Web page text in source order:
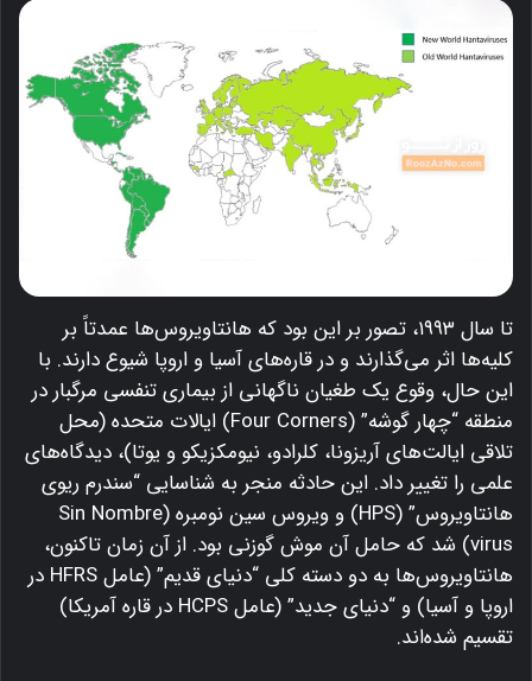
تا سال ۱۹۹۳، تصور بر این بود که هانتاویروس‌ها عمدتاً بر
کلیه‌ها اثر می‌گذارند و در قاره‌های آسیا و اروپا شیوع دارند. با
این حال، وقوع یک طغیان ناگهانی از بیماری تنفسی مرگبار در
منطقه “چهار گوشه” (Four Corners) ایالات متحده (محل
تلاقی ایالت‌های آریزونا، کلرادو، نیومکزیکو و یوتا)، دیدگاه‌های
علمی را تغییر داد. این حادثه منجر به شناسایی “سندرم ریوی
هانتاویروس” (HPS) و ویروس سین نومبره (Sin Nombre
virus) شد که حامل آن موش گوزنی بود.
از آن زمان تاکنون،
هانتاویروس‌ها به دو دسته کلی “دنیای قدیم” (عامل HFRS در
اروپا و آسیا) و “دنیای جدید” (عامل HCPS در قاره آمریکا)
تقسیم شده‌اند.